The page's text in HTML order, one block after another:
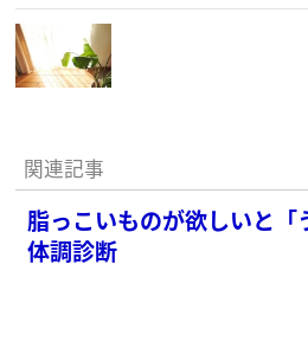
関連記事
脂っこいものが欲しいと「
体調診断